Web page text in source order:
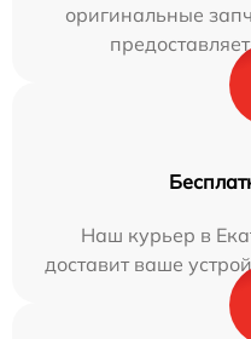
оригинальные
Наш курьер в
доставит ваше